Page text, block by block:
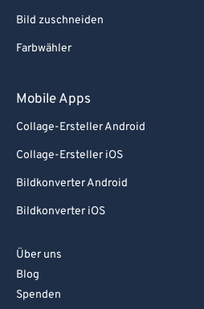
Bild zuschneiden
Farbwähler
Mobile Apps
Collage-Ersteller Android
Collage-Ersteller iOS
Bildkonverter Android
Bildkonverter iOS
Über uns
Blog
Spenden